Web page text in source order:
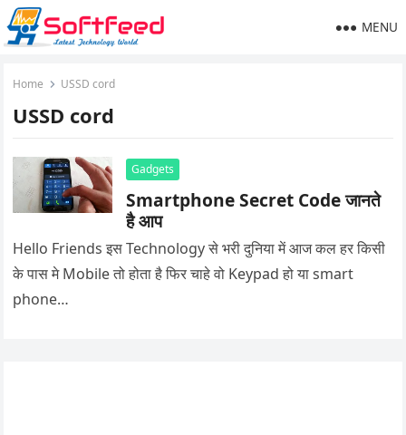
MENU
Home USSD cord
USSD cord
Gadgets
Smartphone Secret Code जानते
है आप
Hello Friends इस Technology से भरी दुनिया में आज कल हर किसी
के पास मे Mobile तो होता है फिर चाहे वो Keypad हो या smart
phone…